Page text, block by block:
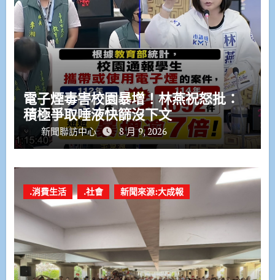
電子煙毒害校園暴增！林燕祝怒批：
積極爭取唾液快篩沒下文
新聞聯訪中心 8 月 9, 2026
.消費生活 .社會 新聞來源:大成報